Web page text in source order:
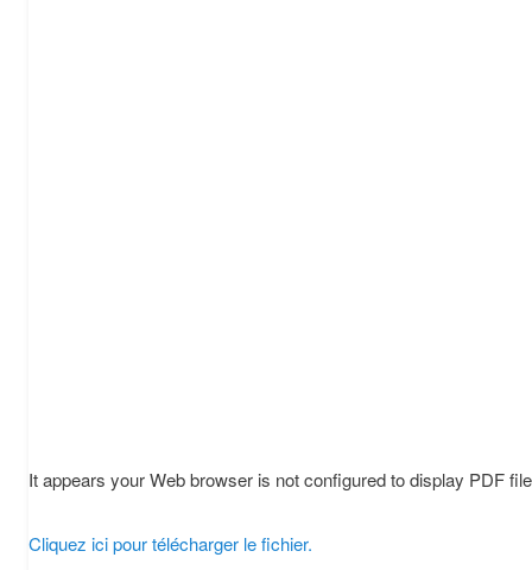
It appears your Web browser is not configured to display PDF
Cliquez ici pour télécharger le fichier.